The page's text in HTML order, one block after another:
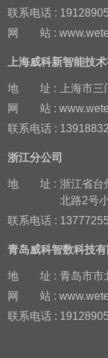
联系电话 :
网
站 :
上海威科新智能技
地 址 :
上海市
网
站 :
联系电话 :
浙江分公司
地 址 : 浙江省台
北路2号
联系电话 :
青岛威科智数科技有
地 址 : 青岛市市
网
站 :
联系电话 :